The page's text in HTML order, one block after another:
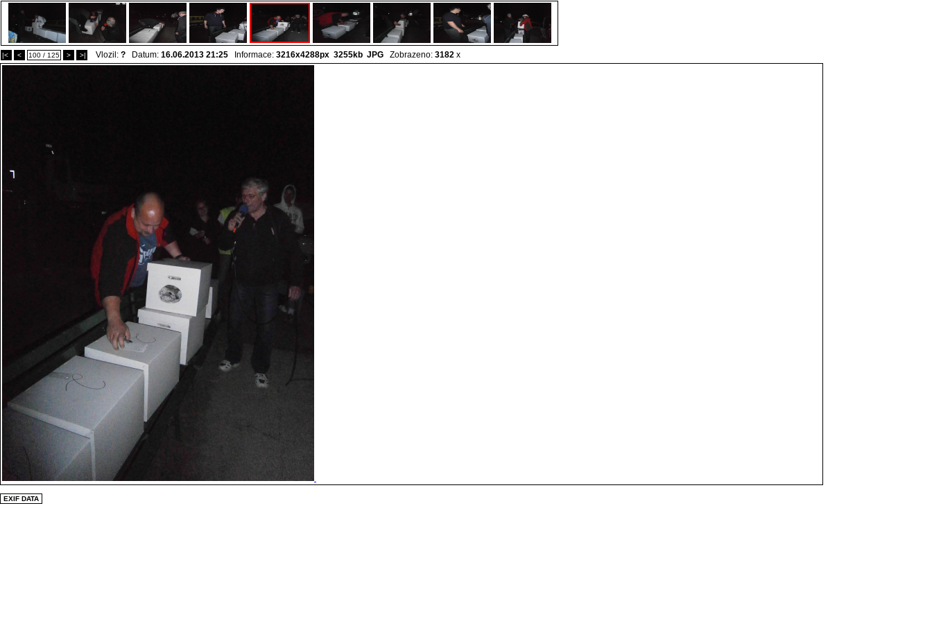
|< < 100 / 125 > >| Vlozil: ? Datum: 16.06.2013 21:25 Informace: 3216x4288px 3255kb JPG Zobrazeno: 3182 x
EXIF DATA